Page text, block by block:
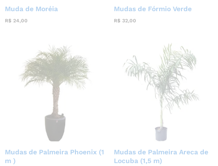
Muda de Moréia
R$ 24,00
Mudas de Fórmio Verde
R$ 32,00
Mudas de Palmeira Phoenix (1
m )
Mudas de Palmeira Areca de
Locuba (1,5 m)